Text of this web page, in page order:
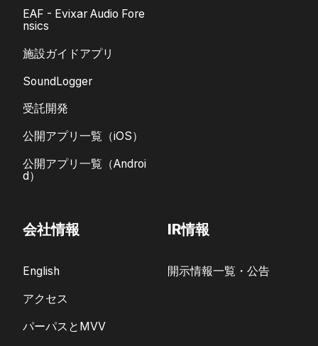
EAF - Evixar Audio Fore
nsics
施設ガイドアプリ
SoundLogger
受託開発
公開アプリ一覧（iOS）
公開アプリ一覧（Androi
d）
会社情報
English
アクセス
パーパスとMVV
IR情報
開示情報一覧・公告